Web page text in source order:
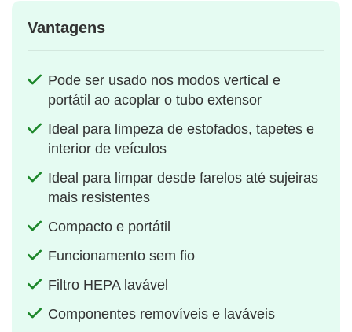
Vantagens
Pode ser usado nos modos vertical e
portátil ao acoplar o tubo extensor
Ideal para limpeza de estofados, tapetes e
interior de veículos
Ideal para limpar desde farelos até sujeiras
mais resistentes
Compacto e portátil
Funcionamento sem fio
Filtro HEPA lavável
Componentes removíveis e laváveis